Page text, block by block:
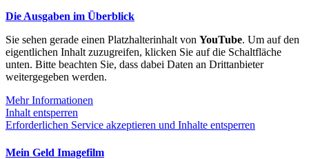
Die Ausgaben im Überblick
Sie sehen gerade einen Platzhalterinhalt von YouTube. Um auf den
eigentlichen Inhalt zuzugreifen, klicken Sie auf die Schaltfläche
unten. Bitte beachten Sie, dass dabei Daten an Drittanbieter
weitergegeben werden.
Mehr Informationen
Inhalt entsperren
Erforderlichen Service akzeptieren und Inhalte entsperren
Mein Geld Imagefilm